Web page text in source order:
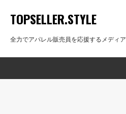
TOPSELLER.STYLE
全力でアパレル販売員を応援するメディア